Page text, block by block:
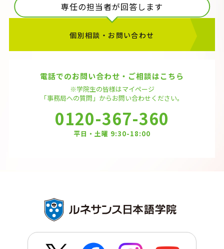
専任の担当者が回答します
個別相談・お問い合わせ
電話でのお問い合わせ・ご相談はこちら
※学院生の皆様はマイページ
「事務局への質問」からお問い合わせください。
0120-367-360
平日・土曜 9:30-18:00